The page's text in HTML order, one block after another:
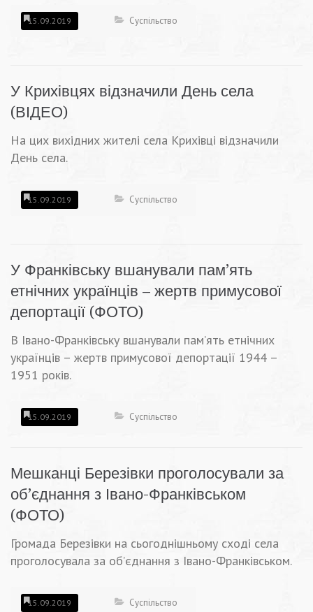
15.09.2019 Суспільство
У Крихівцях відзначили День села
(ВІДЕО)
На цих вихідних жителі села Крихівці відзначили
День села.
15.09.2019 Суспільство
У Франківську вшанували пам’ять
етнічних українців – жертв примусової
депортації (ФОТО)
В Івано-Франківську вшанували пам’ять етнічних
українців – жертв примусової депортації 1944 –
1951 років.
15.09.2019 Суспільство
Мешканці Березівки проголосували за
об’єднання з Івано-Франківськом
(ФОТО)
Громада Березівки на сьогоднішньому сході села
проголосувала за об’єднання з Івано-Франківськом.
15.09.2019 Суспільство